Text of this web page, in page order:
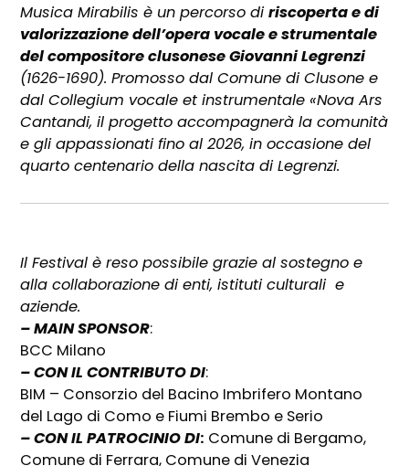
Musica Mirabilis è un percorso diriscoperta e di
valorizzazione dell’opera vocale e strumentale
del compositore clusonese Giovanni Legrenzi
(1626-1690). Promosso dal Comune di Clusone e
dal Collegium vocale et instrumentale «Nova Ars
Cantandi, il progetto accompagnerà la comunità
e gli appassionati fino al 2026, in occasione del
quarto centenario della nascita di Legrenzi.
Il Festival è reso possibile grazie al sostegno e
alla collaborazione di enti, istituti culturali e
aziende.
– MAIN SPONSOR:
BCC Milano
– CON IL CONTRIBUTO DI:
BIM – Consorzio del Bacino Imbrifero Montano
del Lago di Como e Fiumi Brembo e Serio
– CON IL PATROCINIO DI: Comune di Bergamo,
Comune di Ferrara, Comune di Venezia